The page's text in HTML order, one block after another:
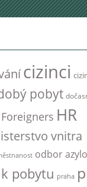
cizinci
pobyt
Foreigners HR
vnitra
odbor
pobytu praha